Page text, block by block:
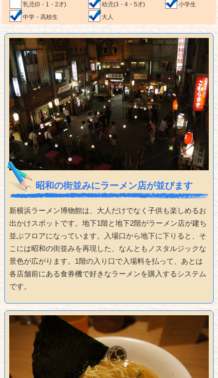
乳児(0・1・2才) 幼児(3・4・5才) 小学生
中学・高校生 大人
昭和の街並みにラーメン店が並びます
新横浜ラーメン博物館は、大人だけでなく子供も楽しめるお
出かけスポットです。地下1階と地下2階がラーメン店が建ち
並ぶフロアになっています。入場口から地下に下りると、そ
こには昭和の街並みを再現した、なんともノスタルジックな
景色が広がります。1階の入り口で入場料を払って、あとは
各店舗前にある食券機で好きなラーメンを購入するシステム
です。